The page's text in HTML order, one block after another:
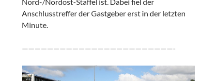
Nord-/Nordost-Staffel ist. Dabei fiel der
Anschlusstreffer der Gastgeber erst in der letzten
Minute.
————————————————————————-